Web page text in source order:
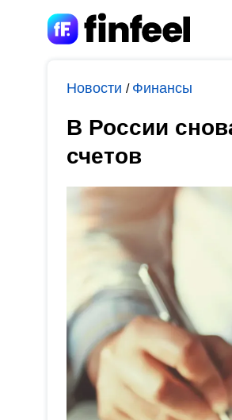
Новости / Финансы
В России
счетов